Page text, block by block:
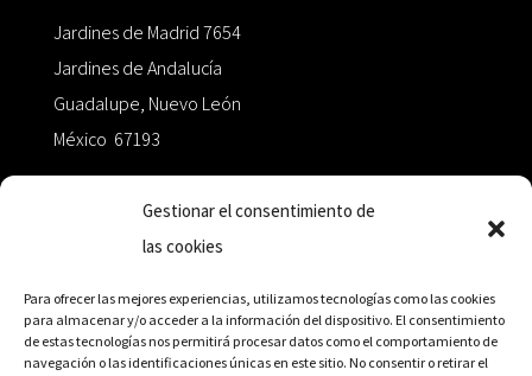
Gestionar el consentimiento de
las cookies
Para ofrecer las mejores experiencias, utilizamos tecnologías como las cookies
para almacenar y/o acceder a la información del dispositivo. El consentimiento
de estas tecnologías nos permitirá procesar datos como el comportamiento de
navegación o las identificaciones únicas en este sitio. No consentir o retirar el
Jardines de Madrid 7654
Jardines de Andalucía
Guadalupe, Nuevo León
México 67193
+52 811.499.5638
RED DE DISTRIBUCIÓN